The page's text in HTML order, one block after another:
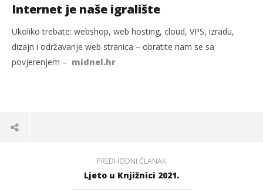
Internet je naše igralište
Ukoliko trebate: webshop, web hosting, cloud, VPS, izradu,
dizajn i održavanje web stranica – obratite nam se sa
povjerenjem – midnel.hr
PREDHODNI ČLANAK
Ljeto u Knjižnici 2021.